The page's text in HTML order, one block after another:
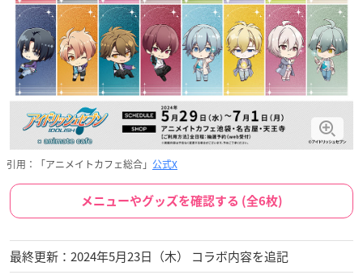
引用：「アニメイトカフェ総合」 公式X
メニューやグッズを確認する (全6枚)
最終更新：2024年5月23日（木） コラボ内容を追記